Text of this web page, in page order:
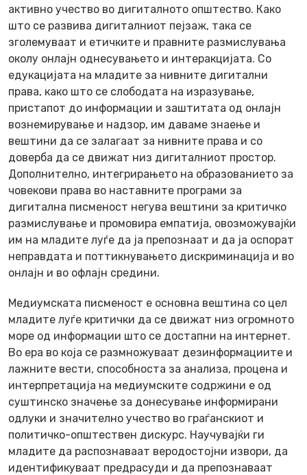
активно учество во дигиталното општество. Како
што се развива дигиталниот пејзаж, така се
зголемуваат и етичките и правните размислувања
околу онлајн однесувањето и интеракцијата. Со
едукацијата на младите за нивните дигитални
права, како што се слободата на изразување,
пристапот до информации и заштитата од онлајн
вознемирување и надзор, им даваме знаење и
вештини да се залагаат за нивните права и со
доверба да се движат низ дигиталниот простор.
Дополнително, интегрирањето на образованието за
човекови права во наставните програми за
дигитална писменост негува вештини за критичко
размислување и промовира емпатија, овозможувајќи
им на младите луѓе да ја препознаат и да ја оспорат
неправдата и поттикнувањето дискриминација и во
онлајн и во офлајн средини.
Медиумската писменост е основна вештина со цел
младите луѓе критички да се движат низ огромното
море од информации што се достапни на интернет.
Во ера во која се размножуваат дезинформациите и
лажните вести, способноста за анализа, процена и
интерпретација на медиумските содржини е од
суштинско значење за донесување информирани
одлуки и значително учество во граѓанскиот и
политичко-општествен дискурс. Научувајќи ги
младите да распознаваат веродостојни извори, да
идентификуваат предрасуди и да препознаваат